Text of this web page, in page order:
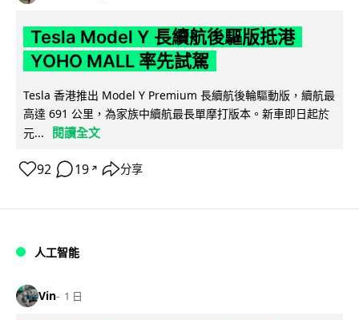
Tesla Model Y 長續航後驅版抵港
YOHO MALL 率先試駕
Tesla 香港推出 Model Y Premium 長續航後輪驅動版，續航最
高達 691 公里，為家族中續航最長單摩打版本。新車即日起於
元...
閱讀全文
92 19 ↗ 分享
人工智能
Vin 1 日